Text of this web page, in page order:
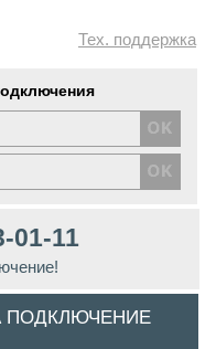
Тех. поддержка
01-11
ПОДКЛЮЧЕНИЕ